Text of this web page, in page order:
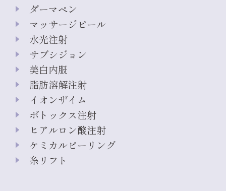
ダーマペン
マッサージピール
水光注射
サブシジョン
美白内服
脂肪溶解注射
イオンザイム
ボトックス注射
ヒアルロン酸注射
ケミカルピーリング
糸リフト